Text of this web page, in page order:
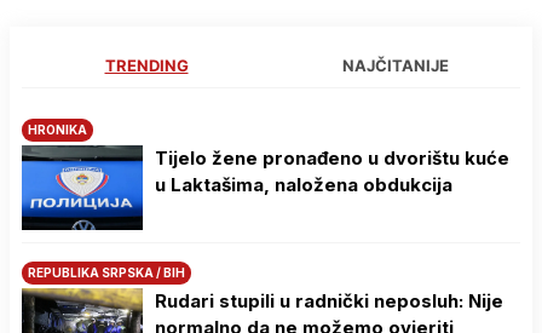
TRENDING NAJČITANIJE
HRONIKA
Tijelo žene pronađeno u dvorištu kuće
u Laktašima, naložena obdukcija
REPUBLIKA SRPSKA / BIH
Rudari stupili u radnički neposluh: Nije
normalno da ne možemo ovjeriti